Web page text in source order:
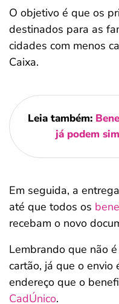
O objetivo é que os
destinados para as
cidades com menos
Caixa.
Leia também:
já podem
Em seguida, a
até que todos os
recebam o novo
Lembrando que não
cartão, já que o envio
endereço que o
CadÚnico.